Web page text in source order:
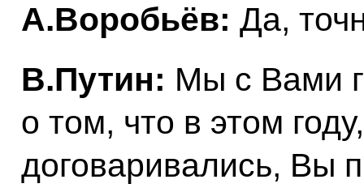
А.Воробьёв: Да,
В.Путин: Мы с Вами
о том, что в этом
договаривались, Вы